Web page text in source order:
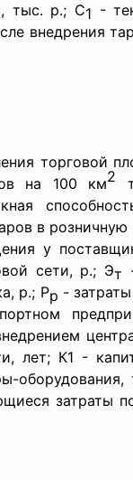
тыс. р.; С1 -
внедрения
торговой
на 100 км2
в
у
сети, р.; Эт
р.; Рр -
лет; К1 -
затраты